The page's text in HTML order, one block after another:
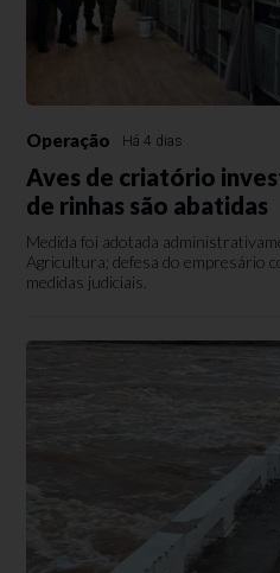
Operação Há 4 dias
Aves de criatório
de rinhas são abatidas
Medida foi adotada
Agricultura; defesa do empresário
medidas judiciais.